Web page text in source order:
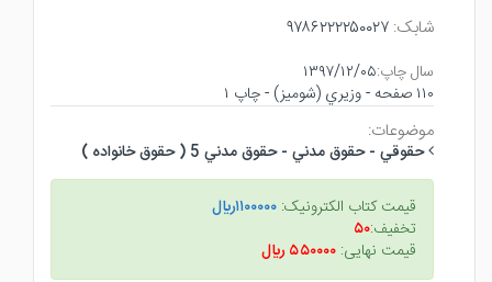
شابک: ۹۷۸۶۲۲۲۲۵۰۰۲۷
سال چاپ:۱۳۹۷/۱۲/۰۵
۱۱۰ صفحه - وزيري (شوميز) - چاپ ۱
موضوعات:
حقوقي - حقوق مدني - حقوق مدني 5 ( حقوق خانواده )
قیمت کتاب الکترونیک: ۱۱۰۰۰۰۰ريال
تخفیف:۵۰
قیمت نهایی: ۵۵۰۰۰۰ ريال